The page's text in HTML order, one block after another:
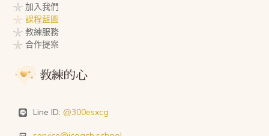
𓇼 加入我們
𓇼 課程藍圖
𓇼 教練服務
𓇼 合作提案
Line ID: @300esxcg